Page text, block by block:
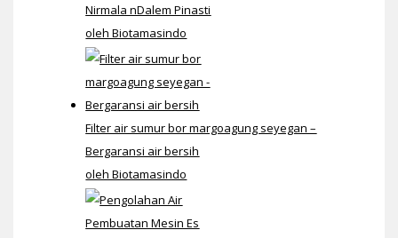
Nirmala nDalem Pinasti
oleh Biotamasindo
Filter air sumur bor margoagung seyegan –
Bergaransi air bersih
oleh Biotamasindo